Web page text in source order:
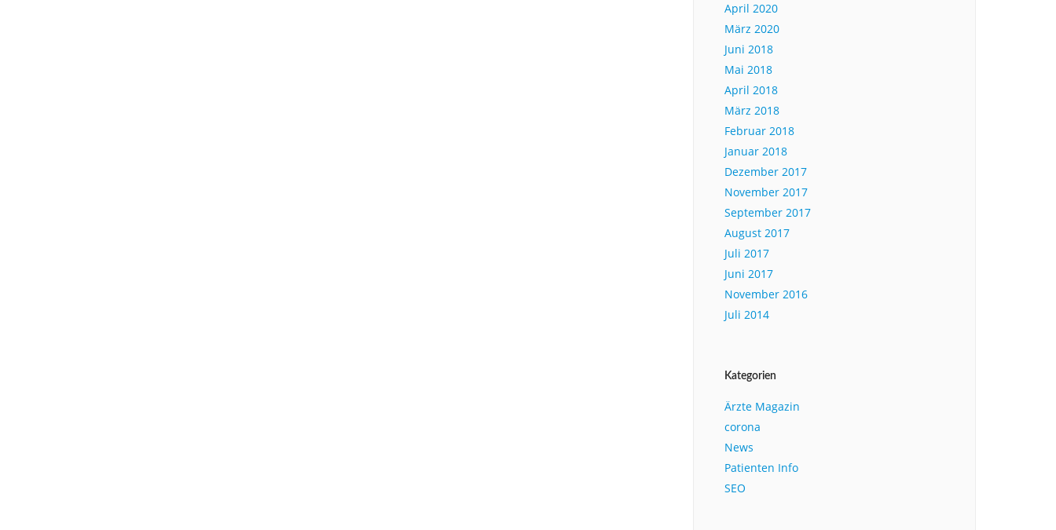
April 2020
März 2020
Juni 2018
Mai 2018
April 2018
März 2018
Februar 2018
Januar 2018
Dezember 2017
November 2017
September 2017
August 2017
Juli 2017
Juni 2017
November 2016
Juli 2014
Kategorien
Ärzte Magazin
corona
News
Patienten Info
SEO